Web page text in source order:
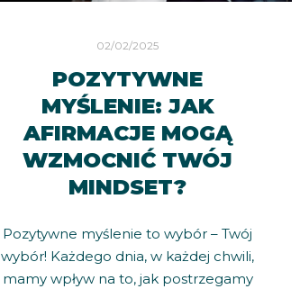
02/02/2025
POZYTYWNE
MYŚLENIE: JAK
AFIRMACJE MOGĄ
WZMOCNIĆ TWÓJ
MINDSET?
Pozytywne myślenie to wybór – Twój
wybór! Każdego dnia, w każdej chwili,
mamy wpływ na to, jak postrzegamy